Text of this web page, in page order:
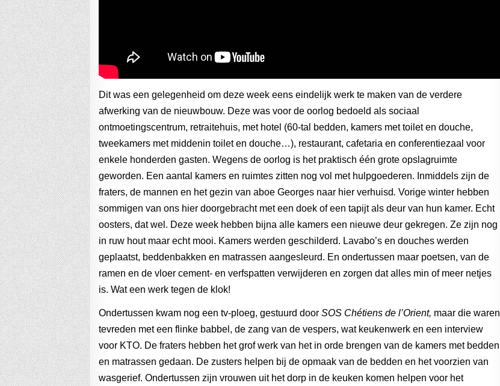
Dit was een gelegenheid om deze week eens eindelijk werk te maken van de verdere
afwerking van de nieuwbouw. Deze was voor de oorlog bedoeld als sociaal
ontmoetingscentrum, retraitehuis, met hotel (60-tal bedden, kamers met toilet en douche,
tweekamers met middenin toilet en douche…), restaurant, cafetaria en conferentiezaal voor
enkele honderden gasten. Wegens de oorlog is het praktisch één grote opslagruimte
geworden. Een aantal kamers en ruimtes zitten nog vol met hulpgoederen. Inmiddels zijn de
fraters, de mannen en het gezin van aboe Georges naar hier verhuisd.Vorige winter hebben
sommigen van ons hier doorgebracht met een doek of een tapijt als deur van hun kamer. Echt
oosters, dat wel. Deze week hebben bijna alle kamers een nieuwe deur gekregen. Ze zijn nog
in ruw hout maar echt mooi. Kamers werden geschilderd. Lavabo’s en douches werden
geplaatst, beddenbakken en matrassen aangesleurd. En ondertussen maar poetsen, van de
ramen en de vloer cement- en verfspatten verwijderen en zorgen dat alles min of meer netjes
is. Wat een werk tegen de klok!
Ondertussen kwam nog een tv-ploeg, gestuurd doorSOS Chétiens de l’Orient, maar die waren
tevreden met een flinke babbel, de zang van de vespers, wat keukenwerk en een interview
voor KTO. De fraters hebben het grof werk van het in orde brengen van de kamers met bedden
en matrassen gedaan. De zusters helpen bij de opmaak van de bedden en het voorzien van
wasgerief. Ondertussen zijn vrouwen uit het dorp in de keuken komen helpen voor het